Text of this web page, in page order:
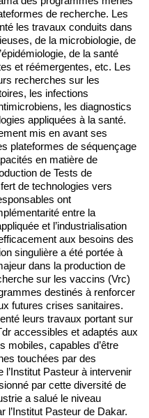
de recherche. Les
les travaux conduits dans
de la microbiologie, de
de la santé
et réémergentes, etc. Les
recherches sur les
les infections
les diagnostics
appliquées à la santé.
mis en avant ses
plateformes de séquençage
en matière de
de Tests de
de technologies vers
ont
entre la
et l’industrialisation
aux besoins des
singulière a été portée à
dans la production de
sur les vaccins (Vrc)
destinés à renforcer
futures crises sanitaires.
leurs travaux portant sur
accessibles et adaptés aux
mobiles, capables d’être
touchées par des
Pasteur à intervenir
par cette diversité de
a salué le niveau
l’Institut Pasteur de Dakar.